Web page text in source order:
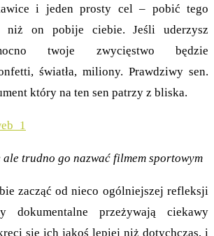
i jeden prosty cel – pobić tego
niż on pobije ciebie. Jeśli uderzysz
twoje zwycięstwo będzie
światła, miliony. Prawdziwy sen.
który na ten sen patrzy z bliska.
trudno go nazwać filmem sportowym
zacząć od nieco ogólniejszej refleksji
dokumentalne przeżywają ciekawy
się ich jakoś lepiej niż dotychczas, i